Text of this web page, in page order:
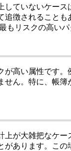
ていないケー
徴されること
もリスクの高いパ
高い属性です
ん。特に、帳
が大雑把なケ
あります。こ